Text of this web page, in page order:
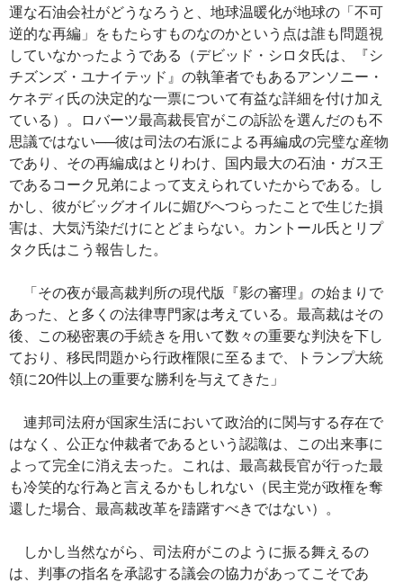
運な石油会社がどうなろうと、地球温暖化が地球の「不可
逆的な再編」をもたらすものなのかという点は誰も問題視
していなかったようである（デビッド・シロタ氏は、『シ
チズンズ・ユナイテッド』の執筆者でもあるアンソニー・
ケネディ氏の決定的な一票について有益な詳細を付け加え
ている）。ロバーツ最高裁長官がこの訴訟を選んだのも不
思議ではない──彼は司法の右派による再編成の完璧な産物
であり、その再編成はとりわけ、国内最大の石油・ガス王
であるコーク兄弟によって支えられていたからである。し
かし、彼がビッグオイルに媚びへつらったことで生じた損
害は、大気汚染だけにとどまらない。カントール氏とリプ
タク氏はこう報告した。
「その夜が最高裁判所の現代版『影の審理』の始まりで
あった、と多くの法律専門家は考えている。最高裁はその
後、この秘密裏の手続きを用いて数々の重要な判決を下し
ており、移民問題から行政権限に至るまで、トランプ大統
領に20件以上の重要な勝利を与えてきた」
連邦司法府が国家生活において政治的に関与する存在で
はなく、公正な仲裁者であるという認識は、この出来事に
よって完全に消え去った。これは、最高裁長官が行った最
も冷笑的な行為と言えるかもしれない（民主党が政権を奪
還した場合、最高裁改革を躊躇すべきではない）。
しかし当然ながら、司法府がこのように振る舞えるの
は、判事の指名を承認する議会の協力があってこそであ